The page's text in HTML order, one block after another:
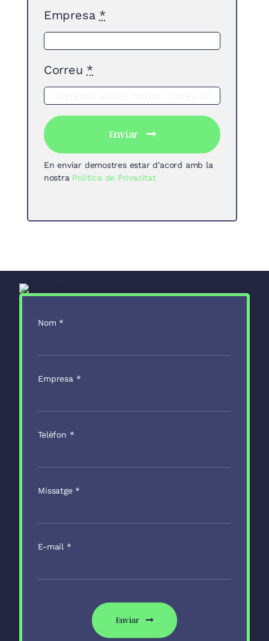
Empresa *
Correu *
Enviar
En enviar demostres estar d'acord amb la
nostra Política de Privacitat
Nom *
Empresa *
Telèfon *
Missatge *
E-mail *
Enviar